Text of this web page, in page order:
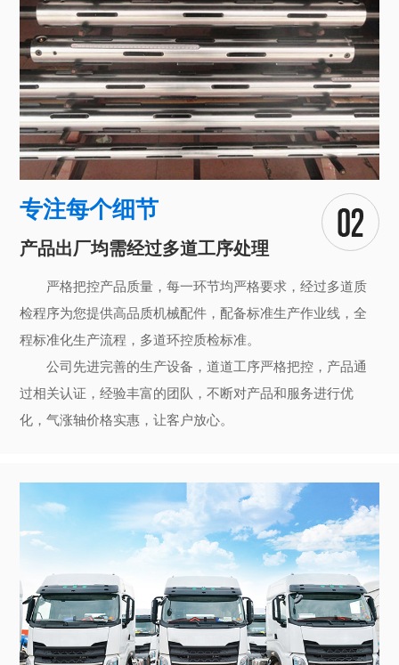
专注每个细节
产品出厂均需经过多道工序处理
严格把控产品质量，每一环节均严格要求，经过多道质
检程序为您提供高品质机械配件，配备标准生产作业线，全
程标准化生产流程，多道环控质检标准。
公司先进完善的生产设备，道道工序严格把控，产品通
过相关认证，经验丰富的团队，不断对产品和服务进行优
化，气涨轴价格实惠，让客户放心。